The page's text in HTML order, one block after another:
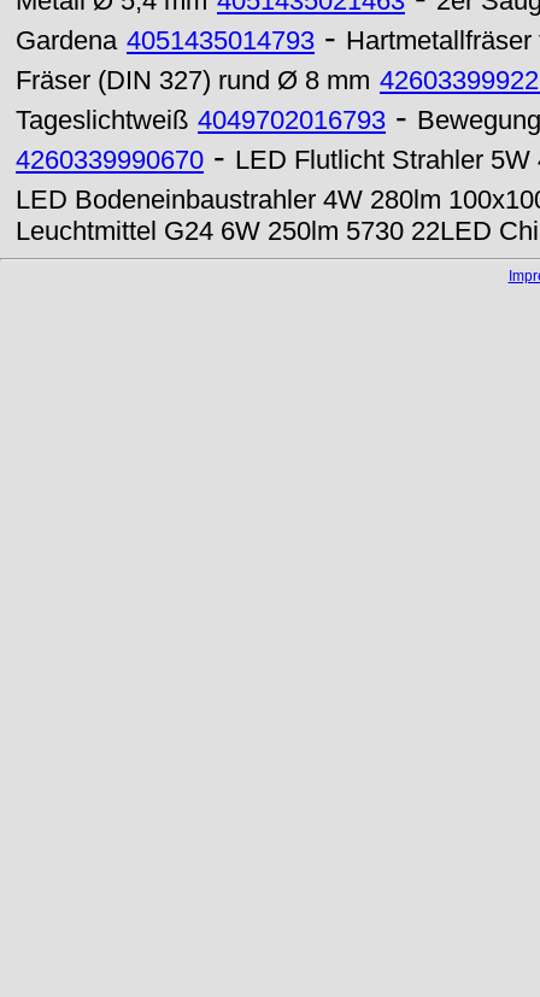
Gardena 4051435014793 -
Fräser (DIN 327) rund Ø 8 mm
Tageslichtweiß 4049702016793 -
4260339990670 - LED Flutlicht Strahler
LED Bodeneinbaustrahler 4W 280lm
Leuchtmittel G24 6W 250lm 5730 22LED